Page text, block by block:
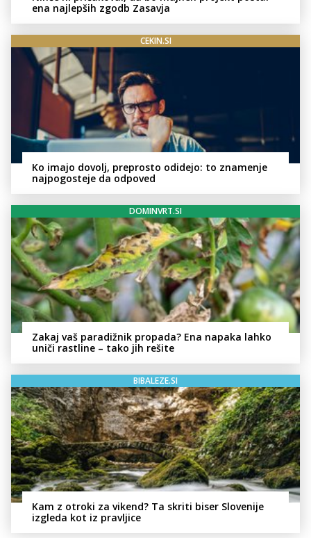
ena najlepših zgodb Zasavja
CEKIN.SI
Ko imajo dovolj, preprosto odidejo: to znamenje
najpogosteje da odpoved
DOMINVRT.SI
Zakaj vaš paradižnik propada? Ena napaka lahko
uniči rastline – tako jih rešite
BIBALEZE.SI
Kam z otroki za vikend? Ta skriti biser Slovenije
izgleda kot iz pravljice